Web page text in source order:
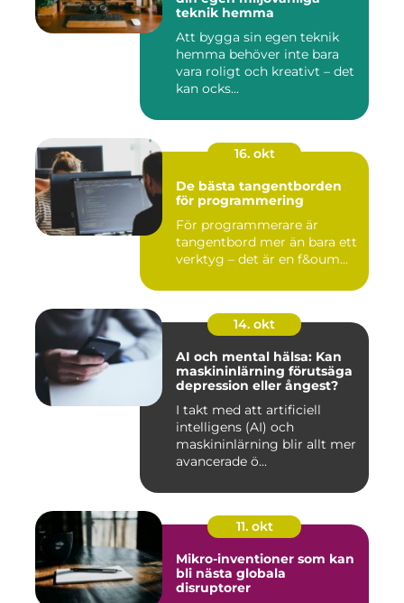
teknik hemma
Att bygga sin egen teknik
hemma behöver inte bara
vara roligt och kreativt – det
kan ocks...
16. okt
De bästa tangentborden
för programmering
För programmerare är
tangentbord mer än bara ett
verktyg – det är en f&oum...
14. okt
AI och mental hälsa: Kan
maskininlärning förutsäga
depression eller ångest?
I takt med att artificiell
intelligens (AI) och
maskininlärning blir allt mer
avancerade ö...
11. okt
Mikro-inventioner som kan
bli nästa globala
disruptorer